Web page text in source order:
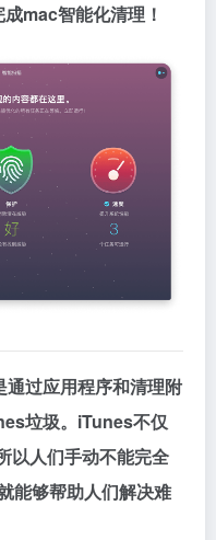
mac智能化清理！
过应用程序和清理附
垃圾。iTunes不仅
以人们手动不能完全
能够帮助人们解决难